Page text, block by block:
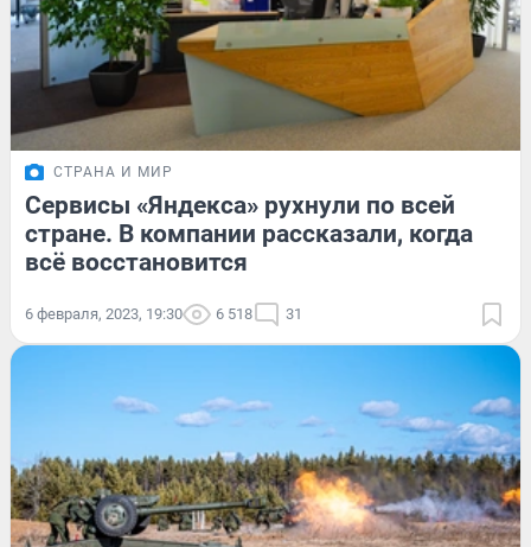
СТРАНА И МИР
Сервисы «Яндекса» рухнули по всей
стране. В компании рассказали, когда
всё восстановится
6 февраля, 2023, 19:30 6 518 31